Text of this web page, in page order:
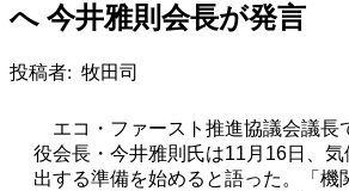
へ 今井雅則会長が発言
投稿者: 牧田司
エコ・ファースト推進協議会議長
役会長・今井雅則氏は11 月 16日、
出する準備を始めると語った。「機